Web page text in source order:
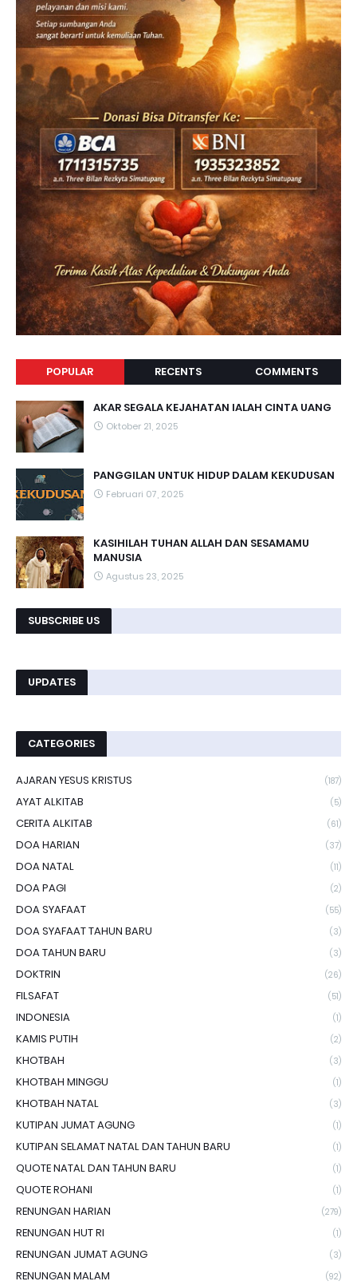
POPULAR RECENTS COMMENTS
AKAR SEGALA KEJAHATAN IALAH CINTA UANG
Oktober 21, 2025
PANGGILAN UNTUK HIDUP DALAM KEKUDUSAN
Februari 07, 2025
KASIHILAH TUHAN ALLAH DAN SESAMAMU
MANUSIA
Agustus 23, 2025
SUBSCRIBE US
UPDATES
CATEGORIES
AJARAN YESUS KRISTUS (187)
AYAT ALKITAB (5)
CERITA ALKITAB (61)
DOA HARIAN (37)
DOA NATAL (11)
DOA PAGI (2)
DOA SYAFAAT (55)
DOA SYAFAAT TAHUN BARU (3)
DOA TAHUN BARU (3)
DOKTRIN (26)
FILSAFAT (51)
INDONESIA (1)
KAMIS PUTIH (2)
KHOTBAH (3)
KHOTBAH MINGGU (1)
KHOTBAH NATAL (3)
KUTIPAN JUMAT AGUNG (1)
KUTIPAN SELAMAT NATAL DAN TAHUN BARU (1)
QUOTE NATAL DAN TAHUN BARU (1)
QUOTE ROHANI (1)
RENUNGAN HARIAN (279)
RENUNGAN HUT RI (1)
RENUNGAN JUMAT AGUNG (3)
RENUNGAN MALAM (92)